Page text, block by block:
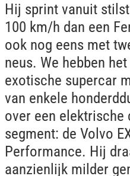
Hij sprint vanuit
100 km/h dan een
ook nog eens met
neus. We hebben
exotische supercar
van enkele
over een elektrische
segment: de Volvo
Performance. Hij
aanzienlijk milder